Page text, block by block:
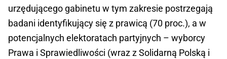
urzędującego gabinetu w tym zakresie postrzegają
badani identyfikujący się z prawicą (70 proc.), a w
potencjalnych elektoratach partyjnych – wyborcy
Prawa i Sprawiedliwości (wraz z Solidarną Polską i